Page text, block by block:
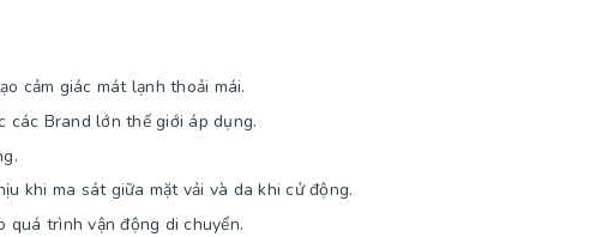
cảm giác mát lạnh thoải mái.
các Brand lớn thế giới áp dụng.
khi ma sát giữa mặt vải và da khi cử động.
trình vận động di chuyển.